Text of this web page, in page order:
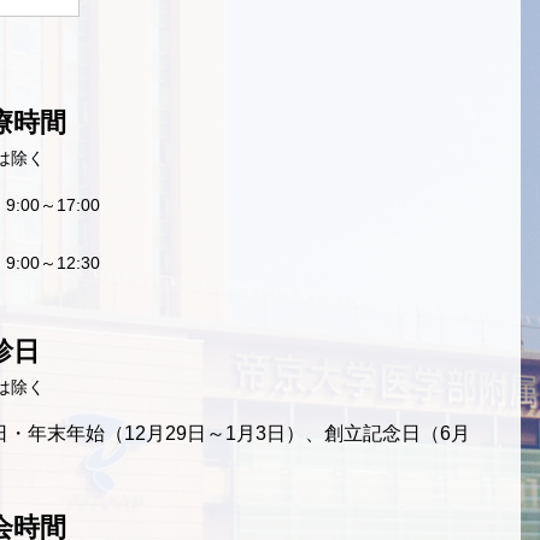
時間
除く
9:00～17:00
9:00～12:30
日
除く
・年末年始（12月29日～1月3日）、創立記念日（6月
時間